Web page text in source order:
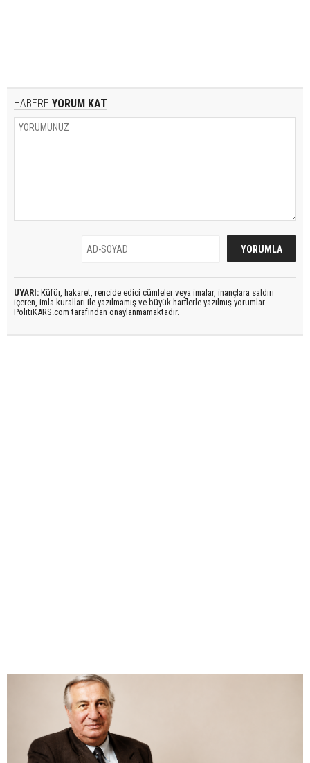
HABERE YORUM KAT
UYARI: Küfür, hakaret, rencide edici cümleler veya imalar, inançlara saldırı
içeren, imla kuralları ile yazılmamış ve büyük harflerle yazılmış yorumlar
PolitiKARS.com tarafından onaylanmamaktadır.